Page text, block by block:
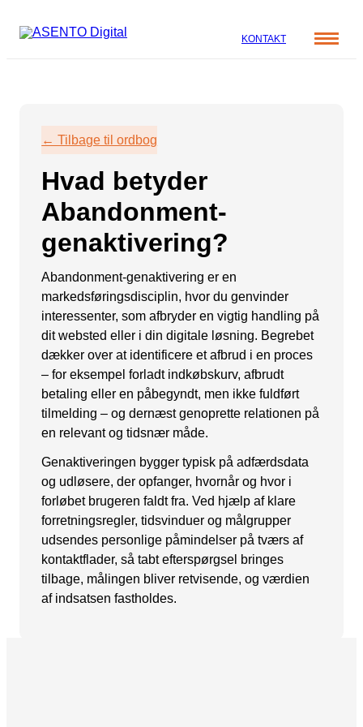
KONTAKT
ORGANIC SEARCH
SEO
GEO
Programmatic SEO
FÅ KORTLAGT DIN AI SYNLIGHED
PAID SOCIAL
Meta annoncering
Snapchat annoncering
LinkedIn annoncering
TikTok annoncering
PAID SEARCH
Google Ads
Display annoncering
YouTube annoncering
Viden
Webinar
Whitepapers
Mød teamet
Karriere
Nyhedsbrev
← Tilbage til ordbog
Hvad betyder
Abandonment-
genaktivering?
Abandonment-genaktivering er en
markedsføringsdisciplin, hvor du genvinder
interessenter, som afbryder en vigtig handling på
dit websted eller i din digitale løsning. Begrebet
dækker over at identificere et afbrud i en proces
– for eksempel forladt indkøbskurv, afbrudt
betaling eller en påbegyndt, men ikke fuldført
tilmelding – og dernæst genoprette relationen på
en relevant og tidsnær måde.
Genaktiveringen bygger typisk på adfærdsdata
og udløsere, der opfanger, hvornår og hvor i
forløbet brugeren faldt fra. Ved hjælp af klare
forretningsregler, tidsvinduer og målgrupper
udsendes personlige påmindelser på tværs af
kontaktflader, så tabt efterspørgsel bringes
tilbage, målingen bliver retvisende, og værdien
af indsatsen fastholdes.